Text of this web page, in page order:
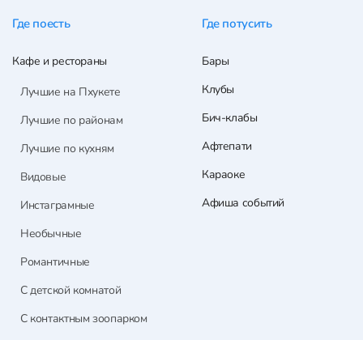
Где поесть
Кафе и рестораны
Лучшие на Пхукете
Лучшие по районам
Лучшие по кухням
Видовые
Инстаграмные
Необычные
Романтичные
С детской комнатой
С контактным зоопарком
Где потусить
Бары
Клубы
Бич-клабы
Афтепати
Караоке
Афиша событий